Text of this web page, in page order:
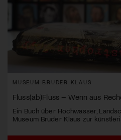
MUSEUM BRUDER KLAUS
Fluss(ab)Fluss – Wenn aus
Ein Buch über Hochwasser,
Museum Bruder Klaus zur